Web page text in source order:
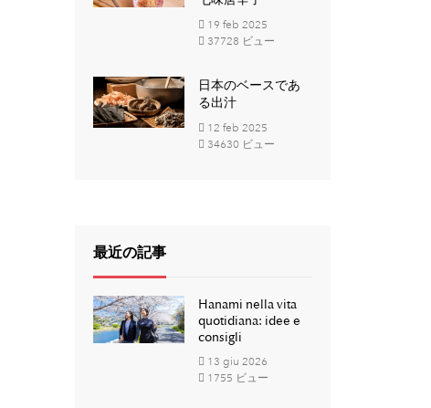
19 feb 2025
37728 ビュー
日本のベースであ
る出汁
12 feb 2025
34630 ビュー
最近の記事
Hanami nella vita
quotidiana: idee e
consigli
13 giu 2026
1755 ビュー